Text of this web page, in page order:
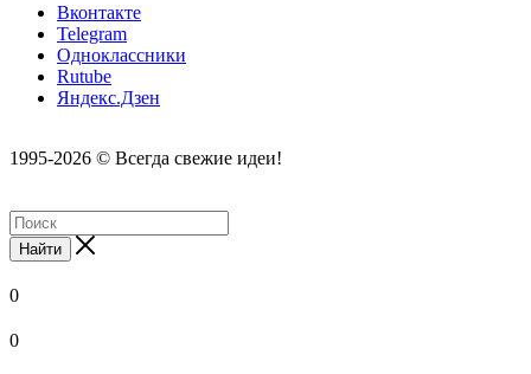
Вконтакте
Telegram
Одноклассники
Rutube
Яндекс.Дзен
1995-2026 © Всегда свежие идеи!
Найти
0
0